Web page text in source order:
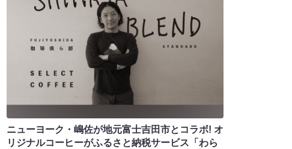
ニューヨーク・嶋佐が地元富士吉田市とコラボ! オ
リジナルコーヒーがふるさと納税サービス「わら